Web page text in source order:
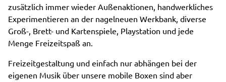
zusätzlich immer wieder Außenaktionen, handwerkliches
Experimentieren an der nagelneuen Werkbank, diverse
Groß-, Brett- und Kartenspiele, Playstation und jede
Menge Freizeitspaß an.
Freizeitgestaltung und einfach nur abhängen bei der
eigenen Musik über unsere mobile Boxen sind aber